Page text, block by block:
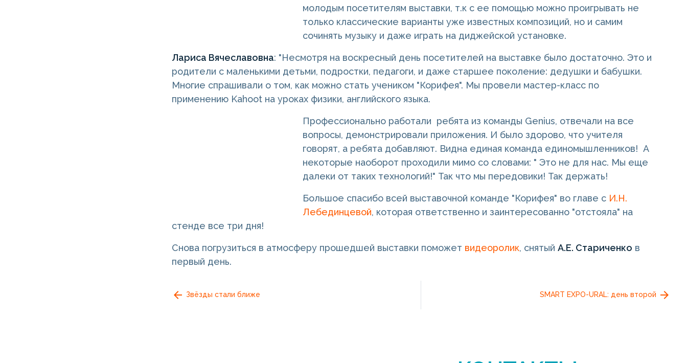
молодым посетителям выставки, т.к с ее помощью можно проигрывать не
только классические варианты уже известных композиций, но и самим
сочинять музыку и даже играть на диджейской установке.
Лариса Вячеславовна: "Несмотря на воскресный день посетителей на выставке было достаточно. Это и
родители с маленькими детьми, подростки, педагоги, и даже старшее поколение: дедушки и бабушки.
Многие спрашивали о том, как можно стать учеником "Корифея". Мы провели мастер-класс по
применению Kahoot на уроках физики, английского языка.
Профессионально работали ребята из команды Genius, отвечали на все
вопросы, демонстрировали приложения. И было здорово, что учителя
говорят, а ребята добавляют. Видна единая команда единомышленников! А
некоторые наоборот проходили мимо со словами: " Это не для нас. Мы еще
далеки от таких технологий!" Так что мы передовики! Так держать!
Большое спасибо всей выставочной команде "Корифея" во главе с И.Н.
Лебединцевой, которая ответственно и заинтересованно "отстояла" на
стенде все три дня!
Снова погрузиться в атмосферу прошедшей выставки поможет видеоролик, снятый А.Е. Стариченко в
первый день.
Звёзды стали ближе SMART EXPO-URAL: день второй